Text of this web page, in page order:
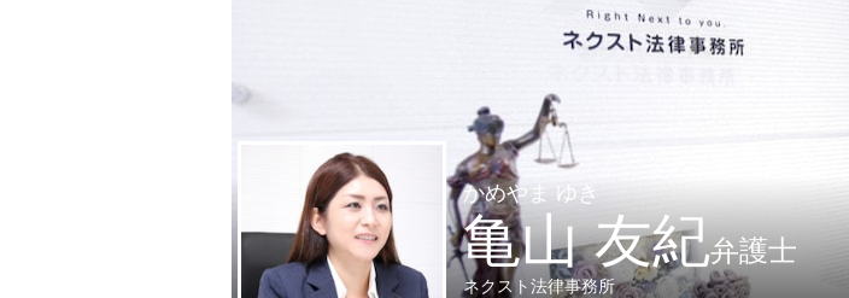
かめやま ゆき
亀山 友紀弁護士
ネクスト法律事務所